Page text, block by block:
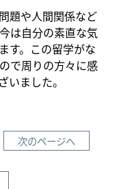
題や人間関係など
は自分の素直な気
す。この留学がな
で周りの方々に感
ました。
次のページへ